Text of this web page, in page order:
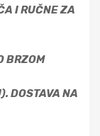
I RUČNE ZA
BRZOM
DOSTAVA NA